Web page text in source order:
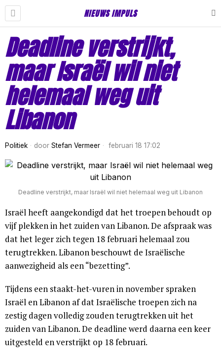
NIEUWS IMPULS
Deadline verstrijkt,
maar Israël wil niet
helemaal weg uit
Libanon
Politiek door Stefan Vermeer februari 18 17:02
Deadline verstrijkt, maar Israël wil niet helemaal weg uit Libanon
Israël heeft aangekondigd dat het troepen behoudt op
vijf plekken in het zuiden van Libanon. De afspraak was
dat het leger zich tegen 18 februari helemaal zou
terugtrekken. Libanon beschouwt de Israëlische
aanwezigheid als een “bezetting”.
Tijdens een staakt-het-vuren in november spraken
Israël en Libanon af dat Israëlische troepen zich na
zestig dagen volledig zouden terugtrekken uit het
zuiden van Libanon. De deadline werd daarna een keer
uitgesteld en verstrijkt op 18 februari.